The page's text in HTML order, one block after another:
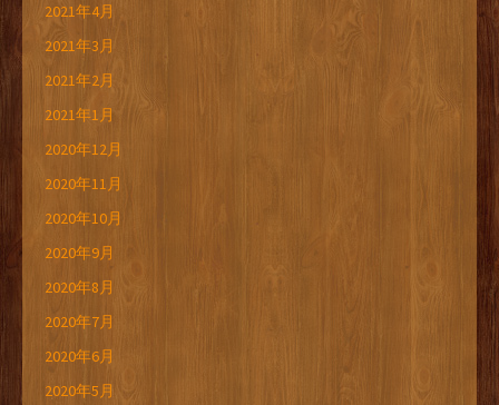
2021年4月
2021年3月
2021年2月
2021年1月
2020年12月
2020年11月
2020年10月
2020年9月
2020年8月
2020年7月
2020年6月
2020年5月